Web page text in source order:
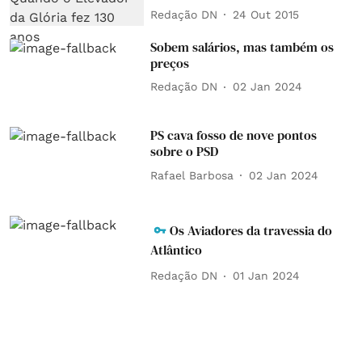
Redação DN 24 Out 2015
Sobem salários, mas também os
preços
Redação DN 02 Jan 2024
PS cava fosso de nove pontos
sobre o PSD
Rafael Barbosa 02 Jan 2024
Os Aviadores da travessia do
Atlântico
Redação DN 01 Jan 2024